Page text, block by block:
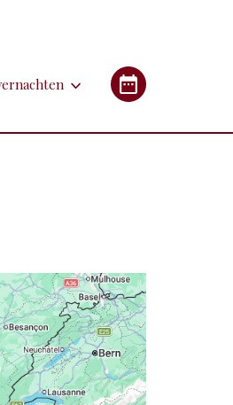
excursie
(vakantiehuizen)